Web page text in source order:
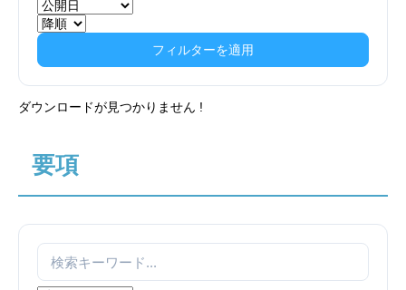
フィルターを適用
ダウンロードが見つかりません !
要項